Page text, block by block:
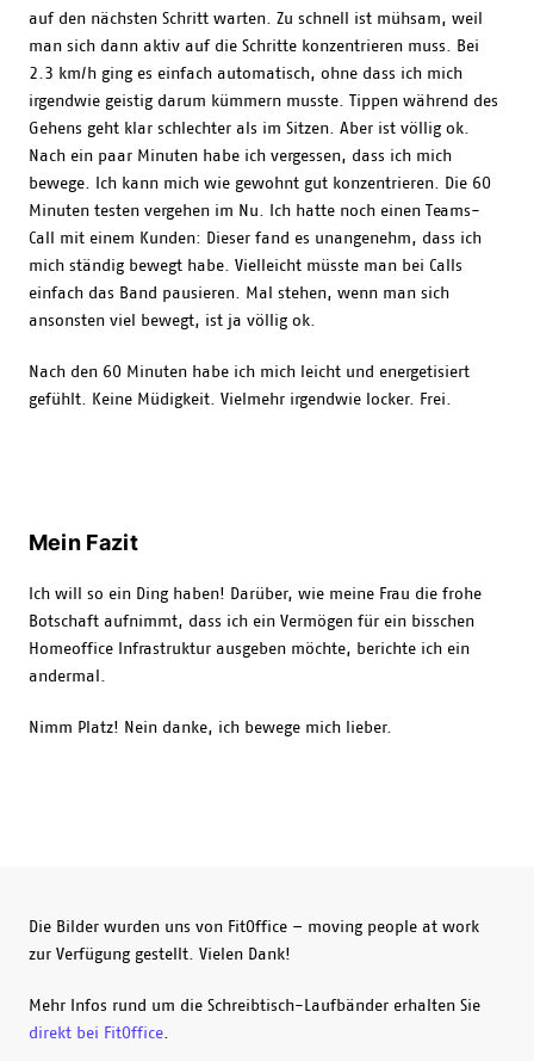
auf den nächsten Schritt warten. Zu schnell ist mühsam, weil
man sich dann aktiv auf die Schritte konzentrieren muss. Bei
2.3 km/h ging es einfach automatisch, ohne dass ich mich
irgendwie geistig darum kümmern musste. Tippen während des
Gehens geht klar schlechter als im Sitzen. Aber ist völlig ok.
Nach ein paar Minuten habe ich vergessen, dass ich mich
bewege. Ich kann mich wie gewohnt gut konzentrieren. Die 60
Minuten testen vergehen im Nu. Ich hatte noch einen Teams-
Call mit einem Kunden: Dieser fand es unangenehm, dass ich
mich ständig bewegt habe. Vielleicht müsste man bei Calls
einfach das Band pausieren. Mal stehen, wenn man sich
ansonsten viel bewegt, ist ja völlig ok.
Nach den 60 Minuten habe ich mich leicht und energetisiert
gefühlt. Keine Müdigkeit. Vielmehr irgendwie locker. Frei.
Mein Fazit
Ich will so ein Ding haben! Darüber, wie meine Frau die frohe
Botschaft aufnimmt, dass ich ein Vermögen für ein bisschen
Homeoffice Infrastruktur ausgeben möchte, berichte ich ein
andermal.
Nimm Platz! Nein danke, ich bewege mich lieber.
Die Bilder wurden uns von FitOffice – moving people at work
zur Verfügung gestellt. Vielen Dank!
Mehr Infos rund um die Schreibtisch-Laufbänder erhalten Sie
direkt bei FitOffice.